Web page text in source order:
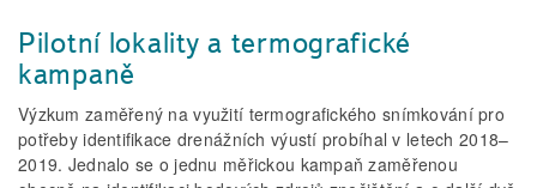
Pilotní lokality a termografické
kampaně
Výzkum zaměřený na využití termografického snímkování pro
potřeby identifikace drenážních výustí probíhal v letech 2018–
2019. Jednalo se o jednu měřickou kampaň zaměřenou